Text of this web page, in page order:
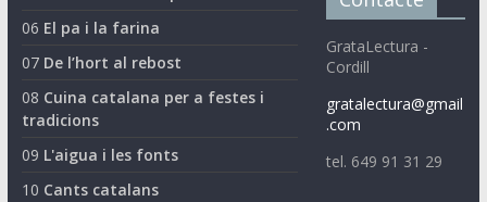
06 El pa i la farina
07 De l’hort al rebost
08 Cuina catalana per a festes i
tradicions
09 L'aigua i les fonts
10 Cants catalans
GrataLectura -
Cordill
gratalectura@gmail
.com
tel. 649 91 31 29